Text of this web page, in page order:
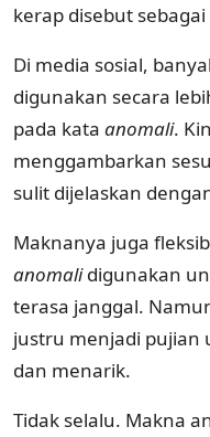
kerap disebut sebagai
Di media sosial,
digunakan secara
pada kata anomali.
menggambarkan
sulit dijelaskan
Maknanya juga
anomalidigunakan
terasa janggal.
justru menjadi pujian
dan menarik.
Tidak selalu. Makna